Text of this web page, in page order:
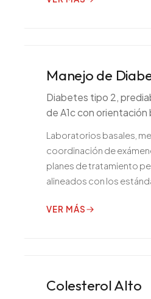
Manejo de
Diabetes tipo 2,
de A1c con orientación
Laboratorios basales,
coordinación de
planes de tratamiento
alineados con los
VER MÁS
Colesterol Alto